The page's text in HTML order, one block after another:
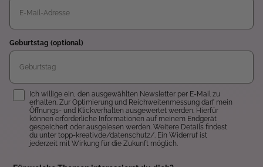
Geburtstag (optional)
Einwilligung
Ich willige ein, den ausgewählten Newsletter per E-Mail zu
erhalten. Zur Optimierung und Reichweitenmessung darf mein
Öffnungs- und Klickverhalten ausgewertet werden. Hierfür
können erforderliche Informationen auf meinem Endgerät
gespeichert oder ausgelesen werden. Weitere Details findest
du unter topp-kreativ.de/datenschutz/. Ein Widerruf ist
jederzeit mit Wirkung für die Zukunft möglich.